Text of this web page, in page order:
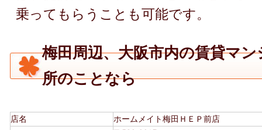
乗ってもらうことも可能です。
梅田周辺、大阪市内の賃貸マ
所のことなら
店名 ホームメイト梅田ＨＥＰ前店